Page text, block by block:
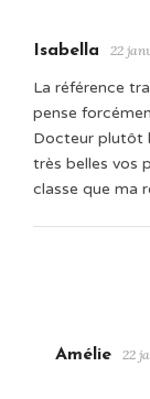
Isabella 22
La référence
pense
Docteur plutôt
très belles vos
classe que ma
Amélie 22